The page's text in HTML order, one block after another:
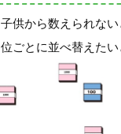
子供から数えられな
位ごとに並べ替えた